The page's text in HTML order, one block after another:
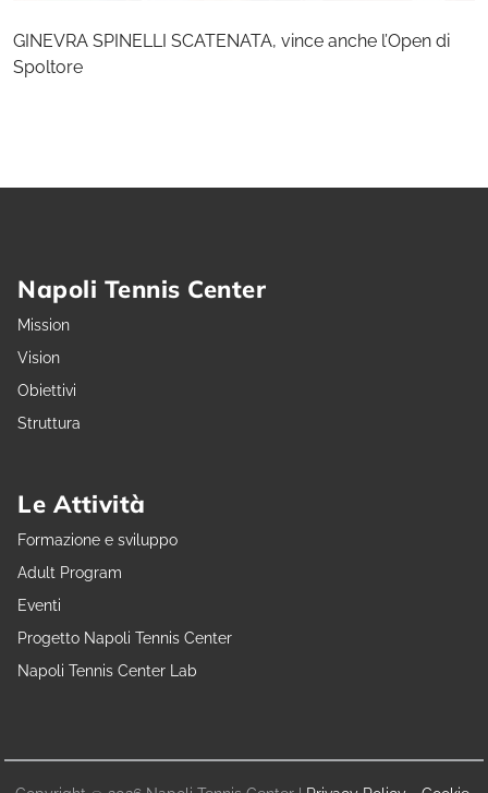
GINEVRA SPINELLI SCATENATA, vince anche l’Open di
Spoltore
Napoli Tennis Center
Mission
Vision
Obiettivi
Struttura
Le Attività
Formazione e sviluppo
Adult Program
Eventi
Progetto Napoli Tennis Center
Napoli Tennis Center Lab